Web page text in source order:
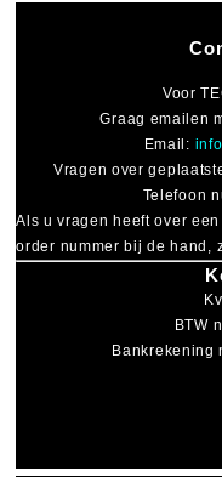
Voor
Graag emailen
Email:
Vragen over
Telefoon
Als u vragen heeft over
order nummer bij de hand,
BTW
Bankrekening